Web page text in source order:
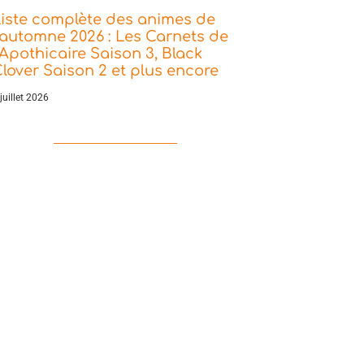
complète des animes de
2026 : Les Carnets de
Saison 3, Black
Saison 2 et plus encore
2026